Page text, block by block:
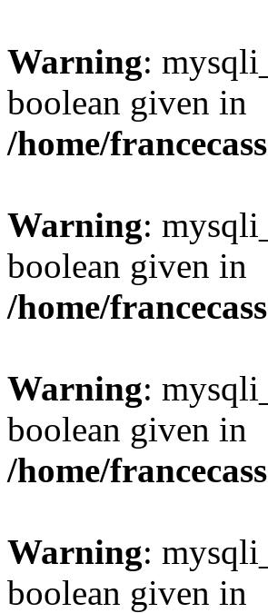
Warning:
boolean given in
/home/
Warning:
boolean given in
/home/
Warning:
boolean given in
/home/
Warning:
boolean given in